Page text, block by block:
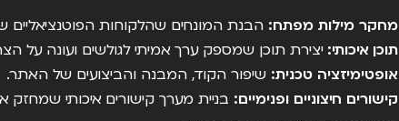
מחקר מילות מפתח: הבנת המונחים שהלקוחות הפוטנציאליים
תוכן איכותי: יצירת תוכן שמספק ערך אמיתי לגולשים ועונה על
אופטימיזציה טכנית: שיפור הקוד, המבנה והביצועים של האתר.
קישורים חיצוניים ופנימיים: בניית מערך קישורים איכותי